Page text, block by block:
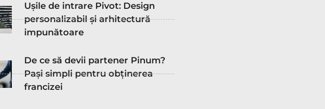
Ușile de intrare Pivot: Design
personalizabil și arhitectură
impunătoare
De ce să devii partener Pinum?
Pași simpli pentru obținerea
francizei